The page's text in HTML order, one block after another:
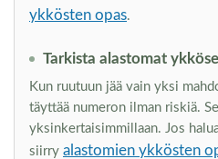
ykkösten opas.
Tarkista alastomat
Kun ruutuun jää vain yksi
täyttää numeron ilman riskiä.
yksinkertaisimmillaan. Jos
siirry alastomien ykkösten